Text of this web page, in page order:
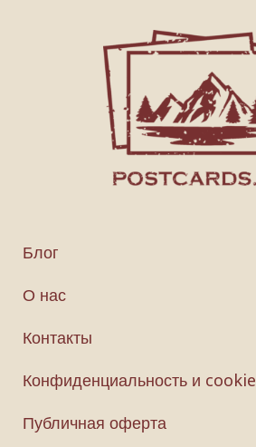
Блог
О нас
Контакты
Конфиденциальность и cookie
Публичная оферта